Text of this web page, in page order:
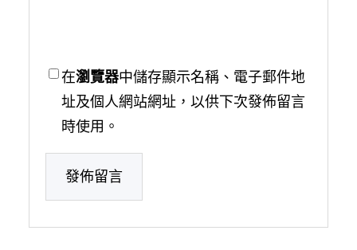
在瀏覽器中儲存顯示名稱、電子郵件地
址及個人網站網址，以供下次發佈留言
時使用。